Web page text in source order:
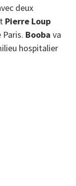
deux
Pierre Loup
Booba va
hospitalier